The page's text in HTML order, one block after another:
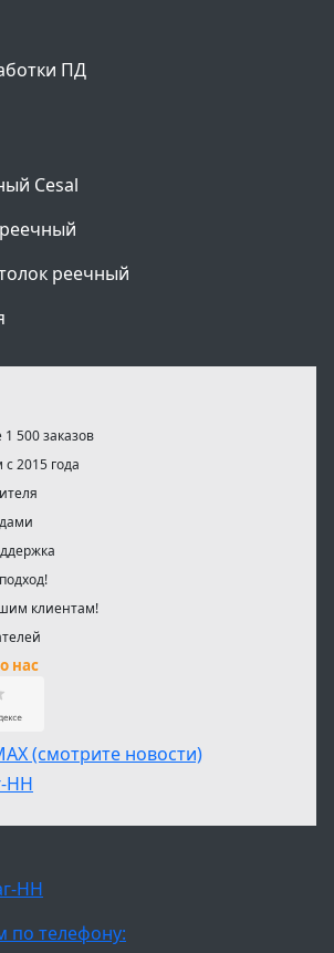
ПД
Cesal
реечный
500 заказов
2015 года
клиентам!
нас
(смотрите новости)
по телефону: